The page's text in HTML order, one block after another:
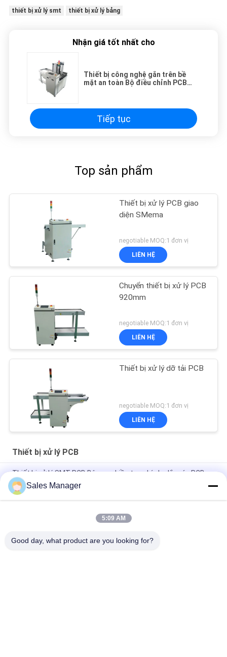
thiết bị xử lý smt thiết bị xử lý bảng
Nhận giá tốt nhất cho
Thiết bị công nghệ gắn trên bề
mặt an toàn Bộ điều chỉnh PCB
Tiếp tục
Top sản phẩm
Thiết bị xử lý PCB giao
diện SMema
negotiable MOQ:1 đơn vị
LIÊN HỆ
Chuyển thiết bị xử lý PCB
920mm
negotiable MOQ:1 đơn vị
LIÊN HỆ
Thiết bị xử lý dỡ tải PCB
negotiable MOQ:1 đơn vị
LIÊN HỆ
Thiết bị xử lý PCB
Thiết bị xử lý SMT PCB Bộ nạp nhiều tạp chí cho lắp ráp PCB
Multi PCB Magazine Unloader Thiết bị SMT được điều khiển
bởi Omron PLC
Độ chính xác cao Thiết bị xử lý PCB có thể điều chỉnh SMT Bộ
Sales Manager
5:09 AM
Good day, what product are you looking for?